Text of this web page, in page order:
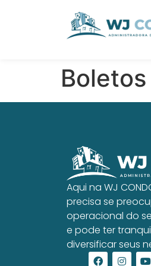
Aqui na WJ
precisa se
operacional do
e pode ter
diversificar seus